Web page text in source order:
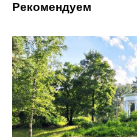
Рекомендуем